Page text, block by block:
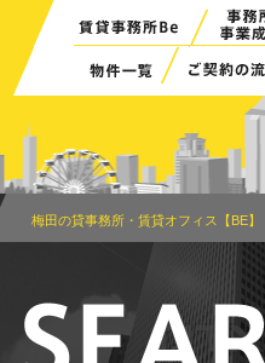
梅田の貸事務所・賃貸オフィス【BE】